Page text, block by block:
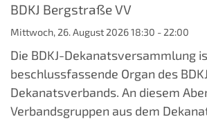
BDKJ Bergstraße VV
Mittwoch, 26. August 2026 18:30 - 22:00
Die BDKJ-Dekanatsversammlung
beschlussfassende Organ des
Dekanatsverbands. An diesem
Verbandsgruppen aus dem